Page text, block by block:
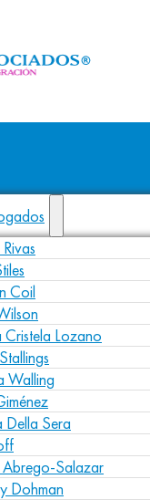
Coil
Cristela Lozano
Walling
Della Sera
Salazar
Dohman